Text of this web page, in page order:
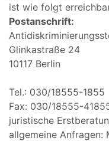
ist wie folgt
Postanschrift:
Glinkastraße 24
10117 Berlin
Tel.: 030/18555-1855
Fax: 030/18555-
juristische
allgemeine Anfragen: